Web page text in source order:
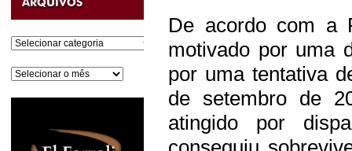
Categorias
Arquivos
De acordo com a
motivado por uma
por uma tentativa
de setembro de
atingido por